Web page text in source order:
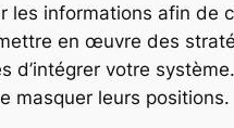
les informations afin de
en œuvre des
d’intégrer votre
masquer leurs positions.